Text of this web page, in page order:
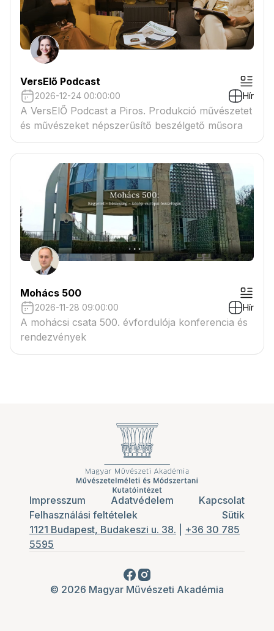
VersElő Podcast
2026-12-24 00:00:00 Hír
A VersElŐ Podcast a Piros. Produkció művészetet
és művészeket népszerűsítő beszélgető műsora
Mohács 500
2026-11-28 09:00:00 Hír
A mohácsi csata 500. évfordulója konferencia és
rendezvények
Impresszum Adatvédelem
Kapcsolat
Felhasználási feltételek
Sütik
1121 Budapest, Budakeszi u. 38.
+36 30 785
5595
© 2026 Magyar Művészeti Akadémia